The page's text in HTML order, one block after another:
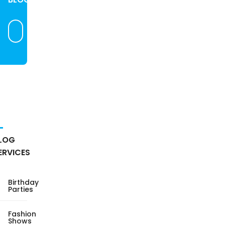
Birthday
Parties
Fashion
Shows